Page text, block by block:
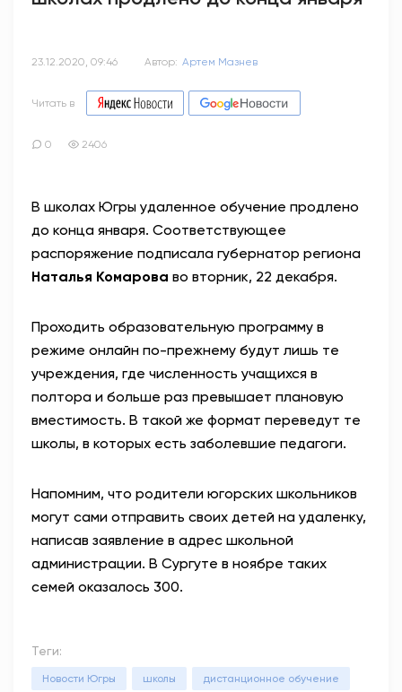
23.12.2020, 09:46 Автор: Артем Мазнев
Читать в
0 2406
В школах Югры удаленное обучение продлено
до конца января. Соответствующее
распоряжение подписала губернатор региона
Наталья Комарова во вторник, 22 декабря.
Проходить образовательную программу в
режиме онлайн по-прежнему будут лишь те
учреждения, где численность учащихся в
полтора и больше раз превышает плановую
вместимость. В такой же формат переведут те
школы, в которых есть заболевшие педагоги.
Напомним, что родители югорских школьников
могут сами отправить своих детей на удаленку,
написав заявление в адрес школьной
администрации. В Сургуте в ноябре таких
семей оказалось 300.
Теги:
Новости Югры школы дистанционное обучение